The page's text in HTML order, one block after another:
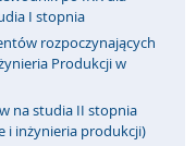
I stopnia
rozpoczynających
Produkcji w
na studia II stopnia
i inżynieria produkcji)